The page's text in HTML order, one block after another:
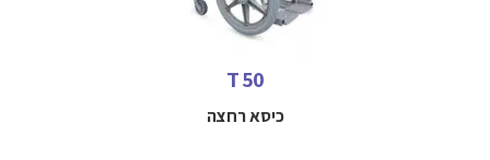
T 50
כיסא רחצה
052-3114712